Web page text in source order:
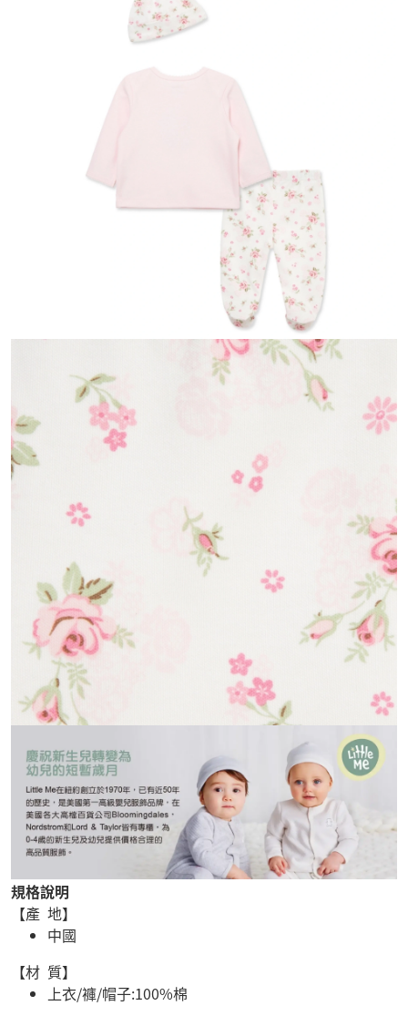
規格說明
【產 地】
中國
【材 質】
上衣/褲/帽子:100%棉